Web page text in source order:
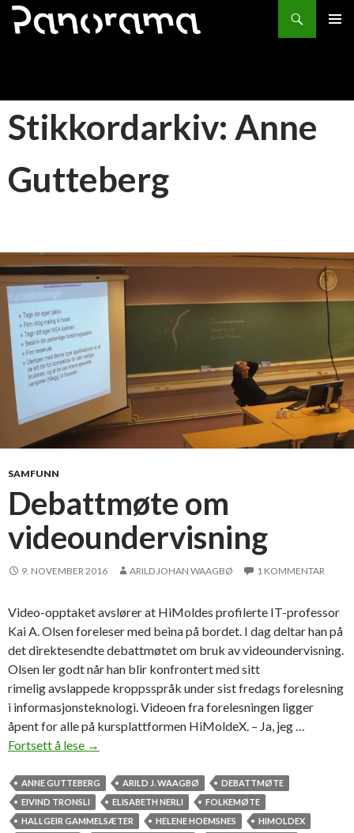
Søk
HOPP
Stikkordarkiv: Anne
Gutteberg
SAMFUNN
Debattmøte om
videoundervisning
9. NOVEMBER 2016 ARILD JOHAN WAAGBØ 1 KOMMENTAR
Video-opptaket avslører at HiMoldes profilerte IT-professor
Kai A. Olsen foreleser med beina på bordet. I dag deltar han på
det direktesendte debattmøtet om bruk av videoundervisning.
Olsen ler godt når han blir konfrontert med sitt
rimelig avslappede kroppsspråk under sist fredags forelesning
i informasjonsteknologi. Videoen fra forelesningen ligger
åpent for alle på kursplattformen HiMoldeX. – Ja, jeg …
Fortsett å lese D
b
a
t
→
ANNE GUTTEBERG ARILD J. WAAGBØ
DEBATTMØTE
EIVIND TRONSLI
ELISABETH NERLI
FOLKEMØTE
HALLGEIR GAMMELSÆTER
HELENE HOEMSNES
HIMOLDEX